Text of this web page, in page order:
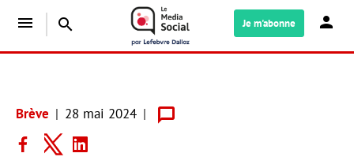
menu search Je m'abonne
Brève 28 mai 2024